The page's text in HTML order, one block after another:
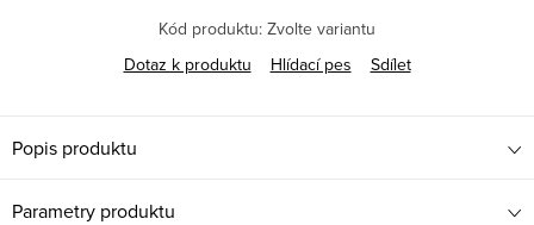
Kód produktu: Zvolte variantu
Dotaz k produktu
Hlídací pes Sdílet
Popis produktu
Parametry produktu